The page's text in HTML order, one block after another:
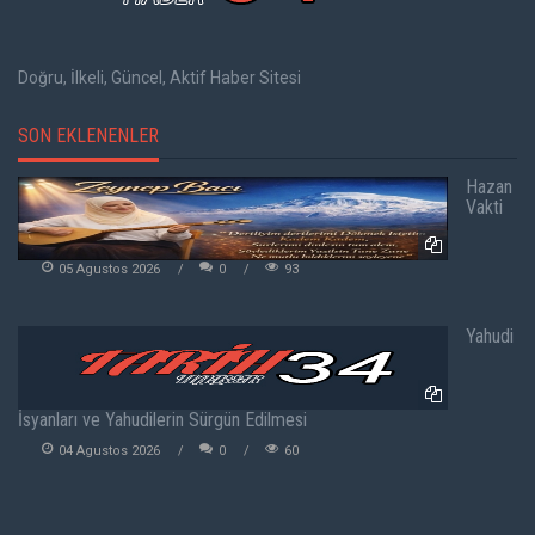
Doğru, İlkeli, Güncel, Aktif Haber Sitesi
SON EKLENENLER
Hazan
Vakti
05 Agustos 2026 0 93
Yahudi
İsyanları ve Yahudilerin Sürgün Edilmesi
04 Agustos 2026 0 60